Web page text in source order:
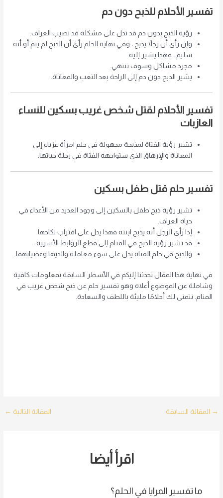
تفسير الأحلام للذبح دون دم
رؤية الذبح بدون دم قد تدل على مشكلة قد تصيب العراف.
وإن رأى أن رجلاً يذبح ، وفي نهاية الحلم رأى أن الذبح لم يتم أو أنه
سليم ، فهذا يشير إليه.
مجرد مشاكل وسوف تنتهي.
يشير الذبح دون دم إلى الراحة بعد التعب والمعاناة.
تفسير الأحلام لقتل شخص غريب بسكين للنساء
العازبات
تشير رؤية الفتاة لمذبحة مجهولة في حلم امرأة عزباء إلى
المعاناة والإرهاق الذي ستواجهه الفتاة في رحلة حياتها.
تفسير حلم قتل طفل بسكين
تشير رؤية ذبح طفل بالسكين إلى وجود العديد من الأعداء في
حياة العراف.
إذا رأى الرجل أنه يذبح ابنته فهذا يدل على اقتراب نكاحها.
قد تشير رؤية الذبح في المنام إلى قطع الروابط الأسرية.
والذبح في حلم الفتاة يدل على سوء معاملة والديها وعصيانهما.
في نهاية هذا المقال تحدثنا إليكم في الأسطر السابقة بمعلومات كافية
وشاملة عن الموضوع أعلاه وهو تفسير حلم عن ذبح شخص غريب في
المنام. نتمنى لك أحلامًا مليئة باللطف والسعادة.
Post
→ المقالة السابقة المقالة التالية ←
اقرأ أيضا
ما تفسير المرايا في الحلم؟